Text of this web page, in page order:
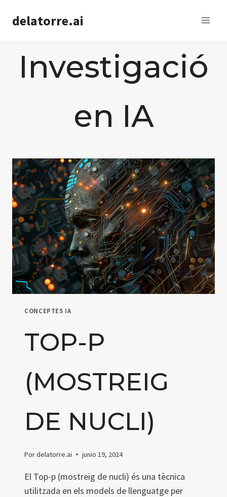
delatorre.ai
Investigació
en IA
CONCEPTES IA
TOP-P
(MOSTREIG
DE NUCLI)
Pordelatorre.ai junio 19, 2024
El Top-p (mostreig de nucli) és una tècnica
utilitzada en els models de llenguatge per